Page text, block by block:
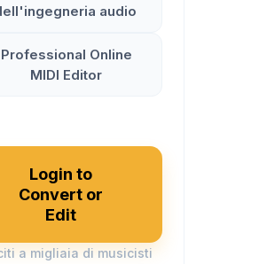
audio
Professional Online
MIDI Editor
Login to
Convert or
Edit
a migliaia di musicisti